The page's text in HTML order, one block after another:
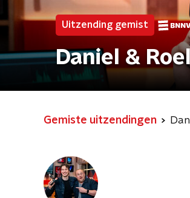
Uitzending gemist
Daniel &
Gemiste uitzendingen